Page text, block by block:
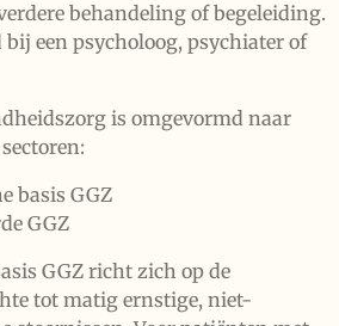
behandeling of begeleiding.
een psycholoog, psychiater of
is omgevormd naar
basis GGZ
GGZ
GGZ richt zich op de
tot matig ernstige, niet-